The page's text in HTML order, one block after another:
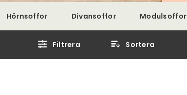
Hörnsoffor Divansoffor Modulsoffor
Filtrera Sortera